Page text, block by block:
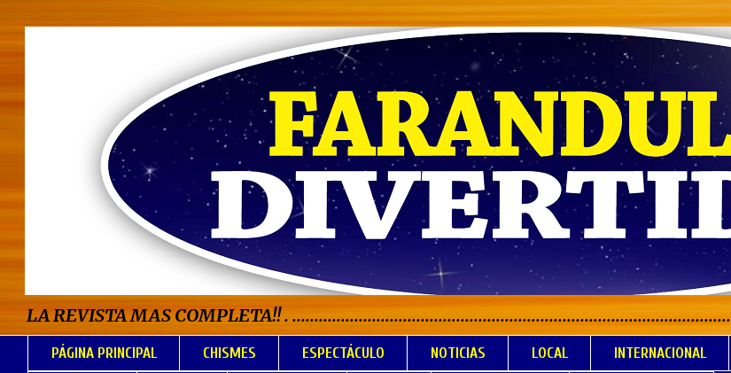
LA REVISTA MAS COMPLETA!! .
PÁGINA PRINCIPAL CHISMES ESPECTÁCULO NOTICIAS LOCAL INTERNACIONAL